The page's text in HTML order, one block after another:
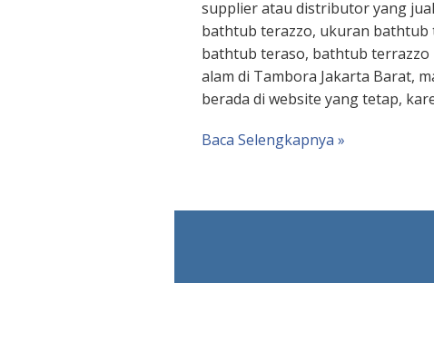
supplier atau distributor yang
bathtub terazzo, ukuran bathtub
bathtub teraso, bathtub
alam di Tambora Jakarta Barat,
berada di website yang tetap,
Baca Selengkapnya »